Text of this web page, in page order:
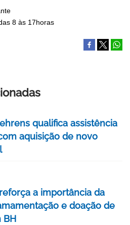
8 às 17horas
qualifica assistência
aquisição de novo
a importância da
e doação de
BH